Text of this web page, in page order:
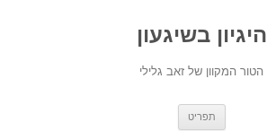
היגיון בשיגעון
הטור המקוון של זאב גלילי
תפריט